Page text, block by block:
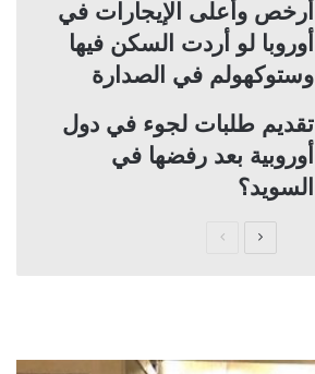
أرخص وأعلى الإيجارات في
أوروبا لو أردت السكن فيها
وستوكهولم في الصدارة
تقديم طلبات لجوء في دول
أوروبية بعد رفضها في
السويد؟
ح
ح